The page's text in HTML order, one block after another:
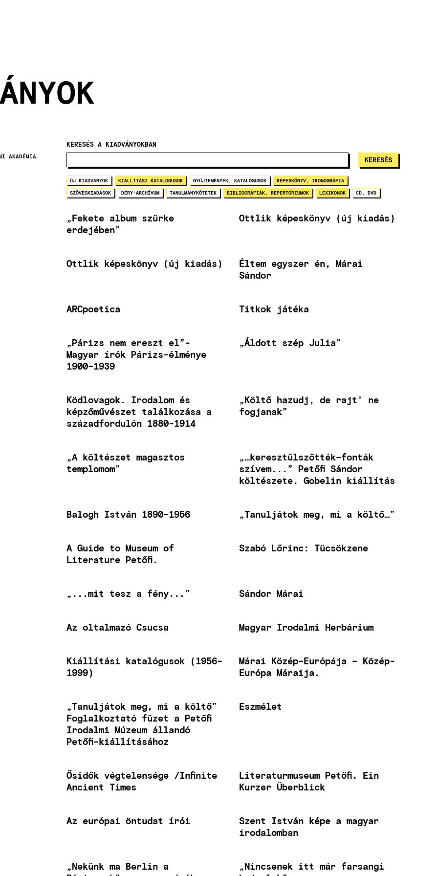
AKADÉMIA
KERESÉS A KIADVÁNYOKBAN
ÚJ KIADVÁNYOK KIÁLLÍTÁSI KATALÓGUSOK GYŰJTEMÉNYEK, KATALÓGUSOK KÉPESKÖNYV, IKONOGRÁFIA
SZÖVEGKIADÁSOK DÉRY-ARCHÍVUM TANULMÁNYKÖTETEK BIBLIOGRÁFIÁK, REPERTÓRIUMOK LEXIKONOK CD, DVD
„Fekete album szürke
erdejében”
Ottlik képeskönyv (új kiadás)
Ottlik képeskönyv (új kiadás)
Éltem egyszer én, Márai
Sándor
ARCpoetica Titkok játéka
„Párizs nem ereszt el”-
Magyar írók Párizs-élménye
1900–1939
„Áldott szép Julia”
Ködlovagok. Irodalom és
képzőművészet találkozása a
századfordulón 1880-1914
„Költő hazudj, de rajt' ne
fogjanak”
„A költészet magasztos
templomom”
„…keresztülszőtték–fonták
szívem...” Petőfi Sándor
költészete. Gobelin kiállítás
Balogh István 1890–1956 „Tanuljátok meg, mi a költő…”
A Guide to Museum of
Literature Petőfi.
Szabó Lőrinc: Tücsökzene
„...mit tesz a fény...” Sándor Márai
Az oltalmazó Csucsa Magyar Irodalmi Herbárium
Kiállítási katalógusok (1956-
1999)
Márai Közép-Európája – Közép-
Európa Máraija.
„Tanuljátok meg, mi a költő”
Foglalkoztató füzet a Petőfi
Irodalmi Múzeum állandó
Petőfi-kiállításához
Eszmélet
Ősidők végtelensége /Infinite
Ancient Times
Literaturmuseum Petőfi. Ein
Kurzer Überblick
Az európai öntudat írói
Szent István képe a magyar
irodalomban
„Nekünk ma Berlin a
„Nincsenek itt már farsangi